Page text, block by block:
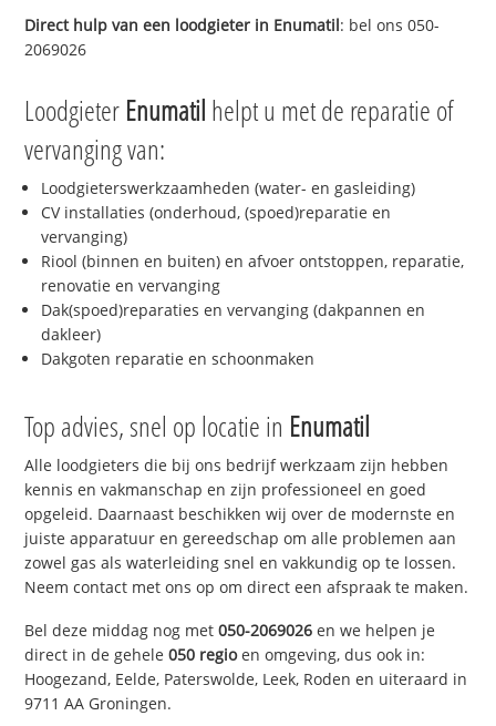
Direct hulp van een loodgieter in Enumatil: bel ons 050-
2069026
Loodgieter Enumatil helpt u met de reparatie of
vervanging van:
Loodgieterswerkzaamheden (water- en gasleiding)
CV installaties (onderhoud, (spoed)reparatie en
vervanging)
Riool (binnen en buiten) en afvoer ontstoppen, reparatie,
renovatie en vervanging
Dak(spoed)reparaties en vervanging (dakpannen en
dakleer)
Dakgoten reparatie en schoonmaken
Top advies, snel op locatie in Enumatil
Alle loodgieters die bij ons bedrijf werkzaam zijn hebben
kennis en vakmanschap en zijn professioneel en goed
opgeleid. Daarnaast beschikken wij over de modernste en
juiste apparatuur en gereedschap om alle problemen aan
zowel gas als waterleiding snel en vakkundig op te lossen.
Neem contact met ons op om direct een afspraak te maken.
Bel deze middag nog met050-2069026 en we helpen je
direct in de gehele050 regioen omgeving, dus ook in:
Hoogezand, Eelde, Paterswolde, Leek, Roden en uiteraard in
9711 AA Groningen.